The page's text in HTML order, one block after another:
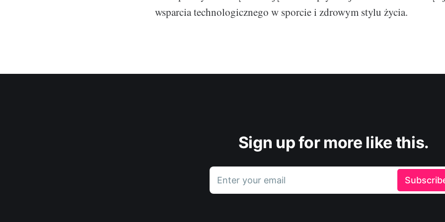
wsparcia technologicznego w sporcie i zdrowym stylu życia.
Sign up for more like this.
Enter your email